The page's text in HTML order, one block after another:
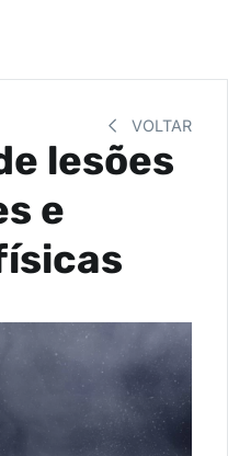
VOLTAR
lesões
e